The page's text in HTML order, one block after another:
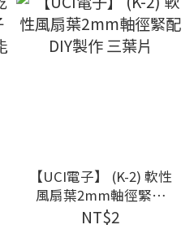
【UCI電子】 (K-2) 軟性
風扇葉2mm軸徑緊配
DIY製作 三葉片
NT$2